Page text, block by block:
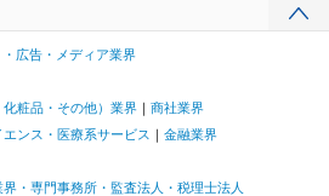
広告・メディア業界
化粧品・その他）業界
商社業界
ンス・医療系サービス
金融業界
・専門事務所・監査法人・税理士法人